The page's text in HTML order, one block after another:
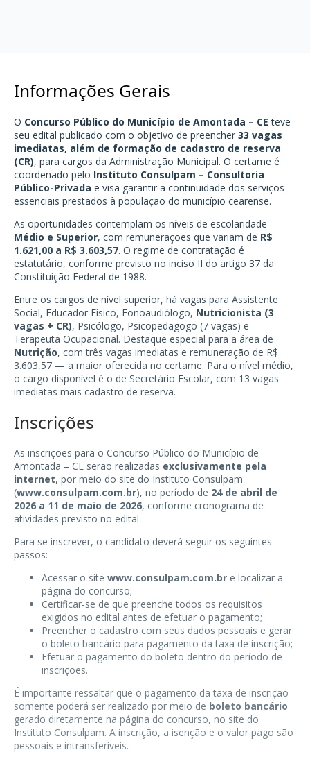
Informações Gerais
O Concurso Público do Município de Amontada – CE teve
seu edital publicado com o objetivo de preencher 33 vagas
imediatas, além de formação de cadastro de reserva
(CR), para cargos da Administração Municipal. O certame é
coordenado pelo Instituto Consulpam – Consultoria
Público-Privada e visa garantir a continuidade dos serviços
essenciais prestados à população do município cearense.
As oportunidades contemplam os níveis de escolaridade
Médio e Superior, com remunerações que variam de R$
1.621,00 a R$ 3.603,57. O regime de contratação é
estatutário, conforme previsto no inciso II do artigo 37 da
Constituição Federal de 1988.
Entre os cargos de nível superior, há vagas para Assistente
Social, Educador Físico, Fonoaudiólogo, Nutricionista (3
vagas + CR), Psicólogo, Psicopedagogo (7 vagas) e
Terapeuta Ocupacional. Destaque especial para a área de
Nutrição, com três vagas imediatas e remuneração de R$
3.603,57 — a maior oferecida no certame. Para o nível médio,
o cargo disponível é o de Secretário Escolar, com 13 vagas
imediatas mais cadastro de reserva.
Inscrições
As inscrições para o Concurso Público do Município de
Amontada – CE serão realizadas exclusivamente pela
internet, por meio do site do Instituto Consulpam
(www.consulpam.com.br), no período de 24 de abril de
2026 a 11 de maio de 2026, conforme cronograma de
atividades previsto no edital.
Para se inscrever, o candidato deverá seguir os seguintes
passos:
Acessar o site www.consulpam.com.br e localizar a
página do concurso;
Certificar-se de que preenche todos os requisitos
exigidos no edital antes de efetuar o pagamento;
Preencher o cadastro com seus dados pessoais e gerar
o boleto bancário para pagamento da taxa de inscrição;
Efetuar o pagamento do boleto dentro do período de
inscrições.
É importante ressaltar que o pagamento da taxa de inscrição
somente poderá ser realizado por meio de boleto bancário
gerado diretamente na página do concurso, no site do
Instituto Consulpam. A inscrição, a isenção e o valor pago são
pessoais e intransferíveis.